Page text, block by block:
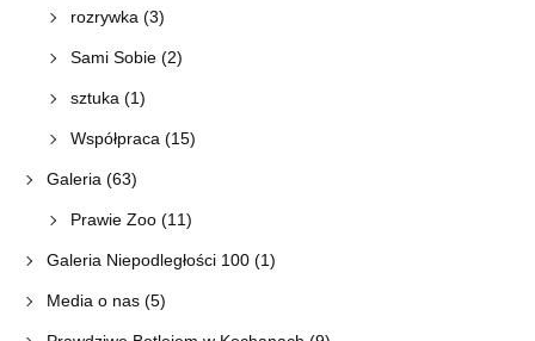
rozrywka (3)
Sami Sobie(2)
sztuka (1)
Współpraca (15)
Galeria (63)
Prawie Zoo(11)
Galeria Niepodległości 100(1)
Media o nas(5)